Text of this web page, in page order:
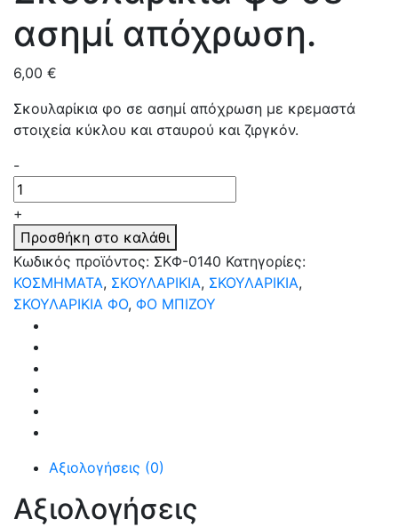
ασημί απόχρωση.
6,00 €
Σκουλαρίκια φο σε ασημί απόχρωση με κρεμαστά
στοιχεία κύκλου και σταυρού και ζιργκόν.
Quantity
-
+
Προσθήκη στο καλάθι
Κωδικός προϊόντος: ΣΚΦ-0140 Κατηγορίες:
ΚΟΣΜΗΜΑΤΑ, ΣΚΟΥΛΑΡΙΚΙΑ, ΣΚΟΥΛΑΡΙΚΙΑ,
ΣΚΟΥΛΑΡΙΚΙΑ ΦΟ, ΦΟ ΜΠΙΖΟΥ
Αξιολογήσεις (0)
Αξιολογήσεις